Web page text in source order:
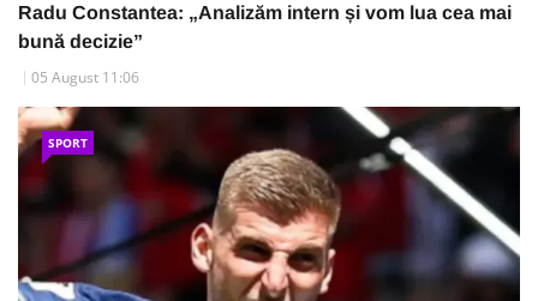
Radu Constantea: „Analizăm intern și vom lua cea mai
bună decizie”
05 August 11:06
SPORT